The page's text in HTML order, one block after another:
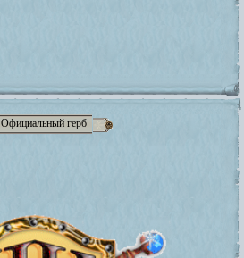
Официальный герб